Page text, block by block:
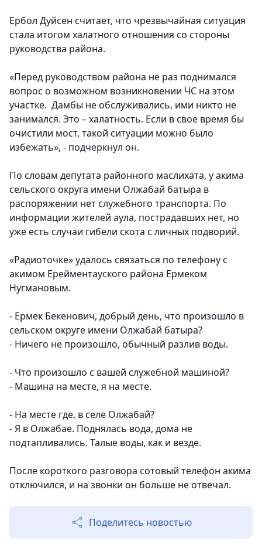
Ербол Дуйсен считает, что чрезвычайная ситуация
стала итогом халатного отношения со стороны
руководства района.
«Перед руководством района не раз поднимался
вопрос о возможном возникновении ЧС на этом
участке. Дамбы не обслуживались, ими никто не
занимался. Это – халатность. Если в свое время бы
очистили мост, такой ситуации можно было
избежать», - подчеркнул он.
По словам депутата районного маслихата, у акима
сельского округа имени Олжабай батыра в
распоряжении нет служебного транспорта. По
информации жителей аула, пострадавших нет, но
уже есть случаи гибели скота с личных подворий.
«Радиоточке» удалось связаться по телефону с
акимом Ерейментауского района Ермеком
Нугмановым.
- Ермек Бекенович, добрый день, что произошло в
сельском округе имени Олжабай батыра?
- Ничего не произошло, обычный разлив воды.
- Что произошло с вашей служебной машиной?
- Машина на месте, я на месте.
- На месте где, в селе Олжабай?
- Я в Олжабае. Поднялась вода, дома не
подтапливались. Талые воды, как и везде.
После короткого разговора сотовый телефон акима
отключился, и на звонки он больше не отвечал.
Поделитесь новостью